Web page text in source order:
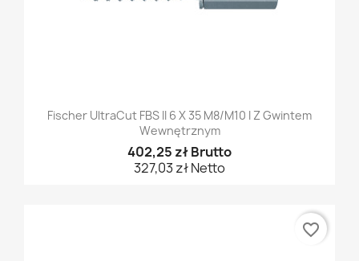
Fischer UltraCut FBS II 6 X 35 M8/M10 I Z Gwintem
Wewnętrznym
402,25 zł Brutto
327,03 zł Netto
favorite_border